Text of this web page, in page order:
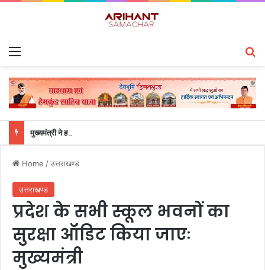
मुख्यमंत्री ने हर घर तिरंगा यात्रा कार्यक्रम में किया प्रतिभाग
Home /उत्तराखण्ड
उत्तराखण्ड
प्रदेश के सभी स्कूल भवनों का
सुरक्षा ऑडिट किया जाएः
मुख्यमंत्री